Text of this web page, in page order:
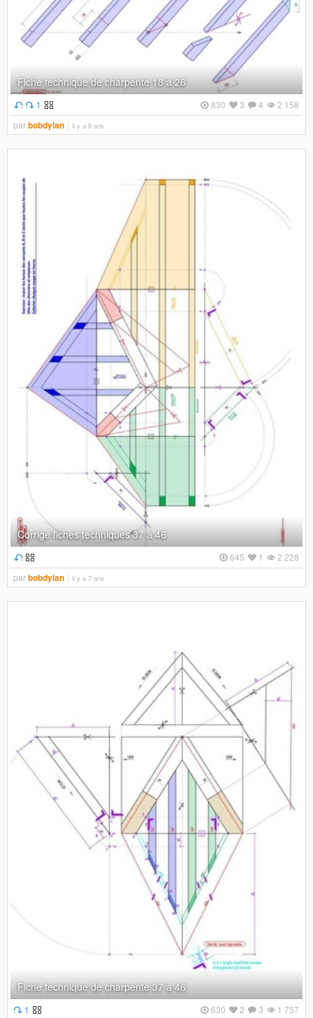
Fiche technique de charpente 18 à 26
1 2 158
4
3
830
parbobdylan il y a 8 ans
Corrigé fiches techniques 37 à 46
2 228
1
645
parbobdylan il y a 7 ans
Fiche technique de charpente 37 à 46
1 1 757
3
2
630